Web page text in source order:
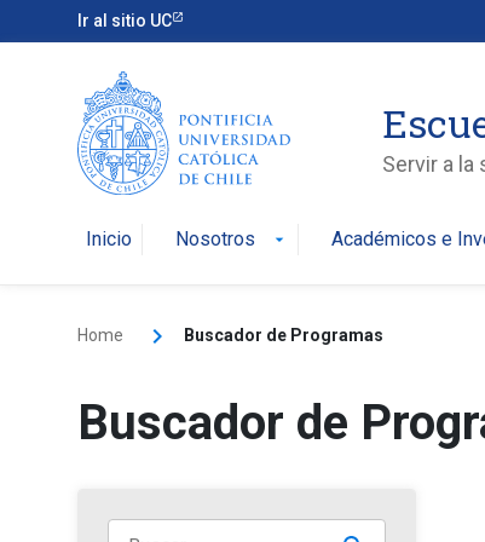
Ir al sitio UC
Servir a
Inicio Nosotros arrow_drop_down Académicos e
Home Buscador de Programas
Buscador de